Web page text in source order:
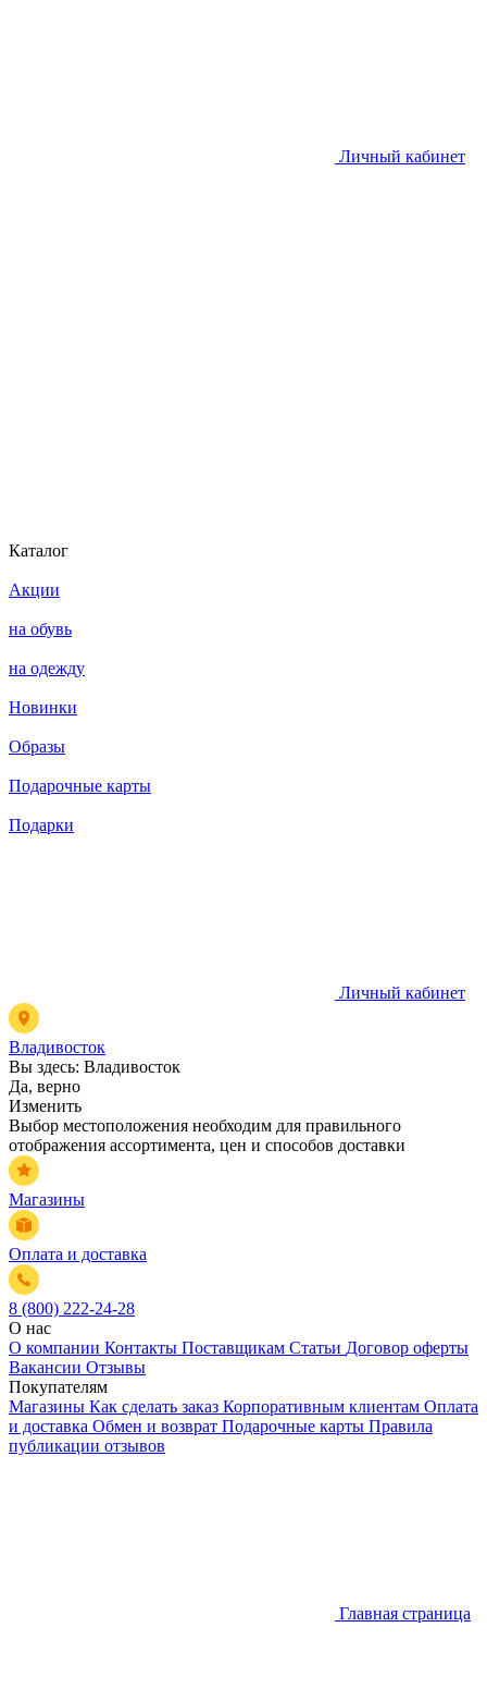
Личный кабинет
Каталог
Акции
на обувь
на одежду
Новинки
Образы
Подарочные карты
Подарки
Личный кабинет
Владивосток
Вы здесь: Владивосток
Да, верно
Изменить
Выбор местоположения необходим для правильного
отображения ассортимента, цен и способов доставки
Магазины
Оплата и доставка
8 (800) 222-24-28
О нас
О компании Контакты Поставщикам Статьи Договор оферты
Вакансии Отзывы
Покупателям
Магазины Как сделать заказ Корпоративным клиентам Оплата
и доставка Обмен и возврат Подарочные карты Правила
публикации отзывов
Главная страница